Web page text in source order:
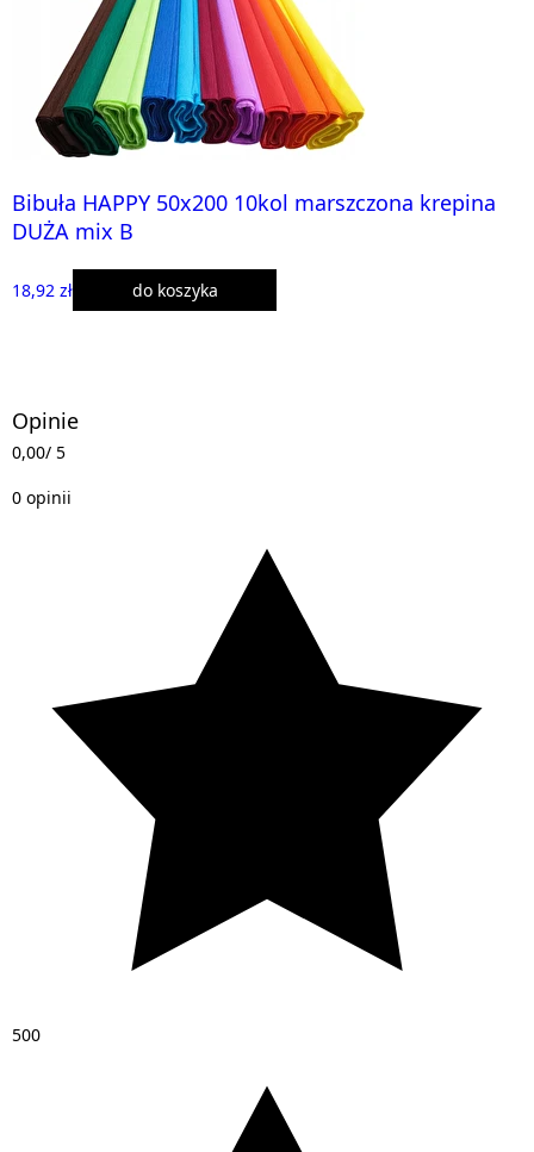
Bibuła HAPPY 50x200 10kol marszczona krepina
DUŻA mix B
18,92 zł do koszyka
Opinie
0,00/ 5
0 opinii
500